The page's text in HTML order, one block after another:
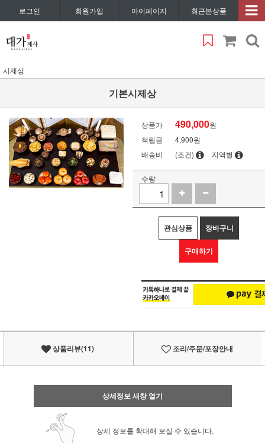
로그인 회원가입 마이페이지 최근본상품
시제상
기본시제상
상품가 490,000원
적립금
4,900원
배송비
(조건) 지역별
수량
관심상품 장바구니
구매하기
상품리뷰(11) 조리/주문/포장안내
상세정보 새창 열기
상세 정보를 확대해 보실 수 있습니다.